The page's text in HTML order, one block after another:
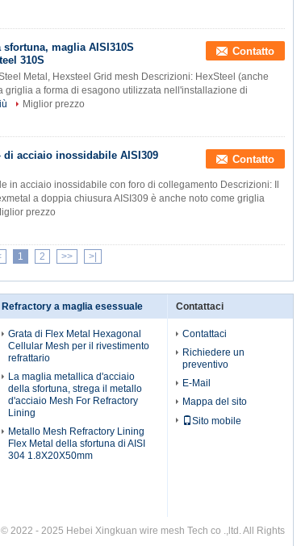
maglia AISI310S
310S
Contatto
Metal, Hexsteel Grid mesh Descrizioni: HexSteel (anche
griglia a forma di esagono utilizzata nell'installazione di
Miglior prezzo
di acciaio inossidabile AISI309
Contatto
in acciaio inossidabile con foro di collegamento Descrizioni: Il
a doppia chiusura AISI309 è anche noto come griglia
prezzo
1 2 >> >|
Refractory a maglia esessuale
Grata di Flex Metal Hexagonal
Cellular Mesh per il rivestimento
refrattario
La maglia metallica d'acciaio
della sfortuna, strega il metallo
d'acciaio Mesh For Refractory
Lining
Metallo Mesh Refractory Lining
Flex Metal della sfortuna di AISI
304 1.8X20X50mm
Contattaci
Contattaci
Richiedere un
preventivo
E-Mail
Mappa del sito
Sito mobile
2022 - 2025 Hebei Xingkuan wire mesh Tech co .,ltd. All Rights